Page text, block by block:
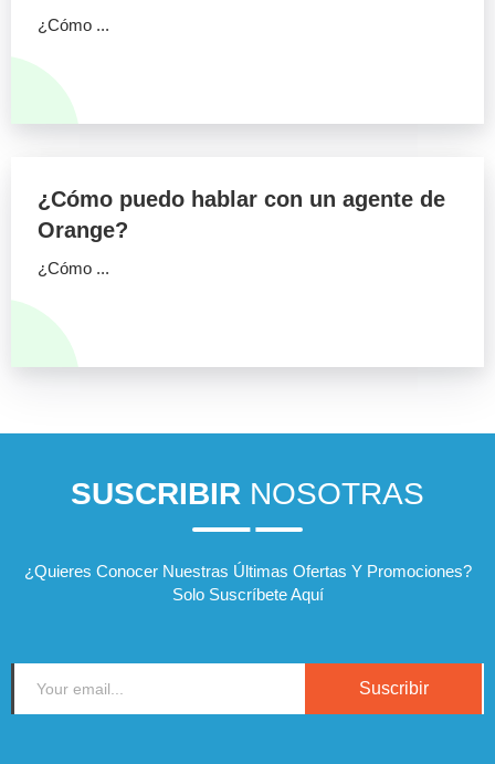
¿Cómo ...
¿Cómo puedo hablar con un agente de
Orange?
¿Cómo ...
SUSCRIBIR NOSOTRAS
¿Quieres Conocer Nuestras Últimas Ofertas Y Promociones?
Solo Suscríbete Aquí
Suscribir